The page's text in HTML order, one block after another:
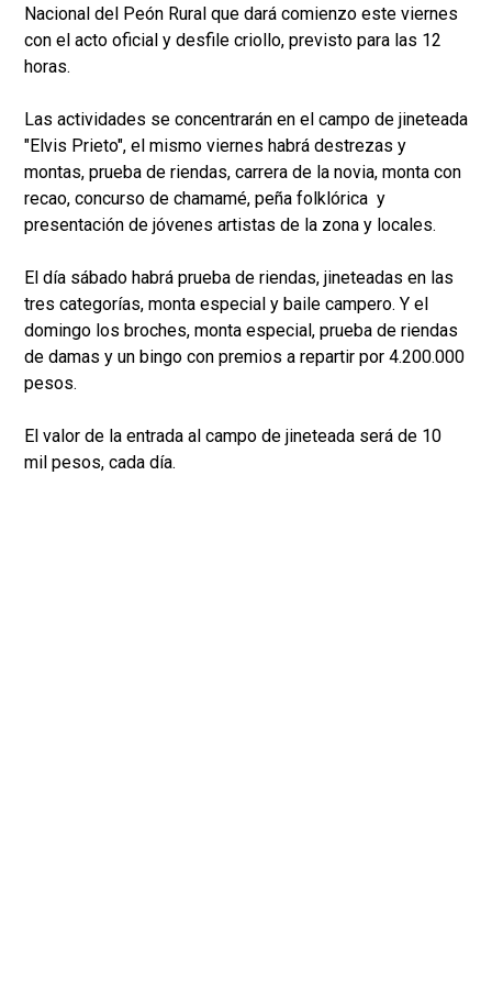
Nacional del Peón Rural que dará comienzo este viernes
con el acto oficial y desfile criollo, previsto para las 12
horas.
Las actividades se concentrarán en el campo de jineteada
"Elvis Prieto", el mismo viernes habrá destrezas y
montas, prueba de riendas, carrera de la novia, monta con
recao, concurso de chamamé, peña folklórica y
presentación de jóvenes artistas de la zona y locales.
El día sábado habrá prueba de riendas, jineteadas en las
tres categorías, monta especial y baile campero. Y el
domingo los broches, monta especial, prueba de riendas
de damas y un bingo con premios a repartir por 4.200.000
pesos.
El valor de la entrada al campo de jineteada será de 10
mil pesos, cada día.